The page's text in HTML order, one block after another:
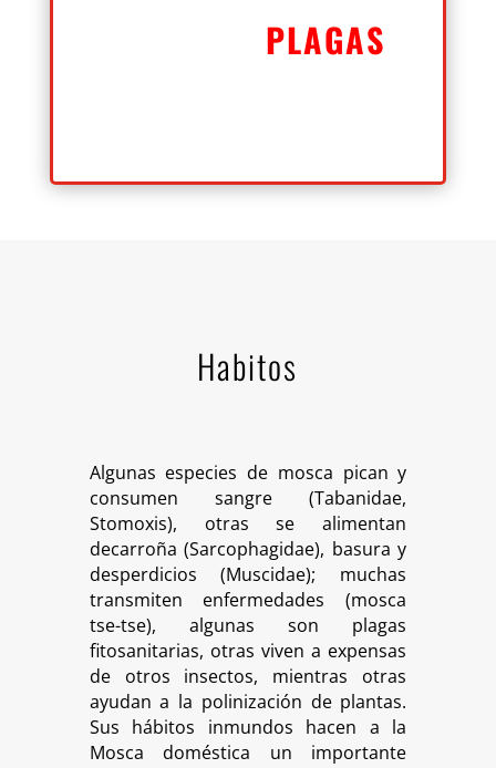
PLAGAS
Habitos
Algunas especies de mosca pican y
consumen sangre (Tabanidae,
Stomoxis), otras se alimentan
decarroña (Sarcophagidae), basura y
desperdicios (Muscidae); muchas
transmiten enfermedades (mosca
tse-tse), algunas son plagas
fitosanitarias, otras viven a expensas
de otros insectos, mientras otras
ayudan a la polinización de plantas.
Sus hábitos inmundos hacen a la
Mosca doméstica un importante